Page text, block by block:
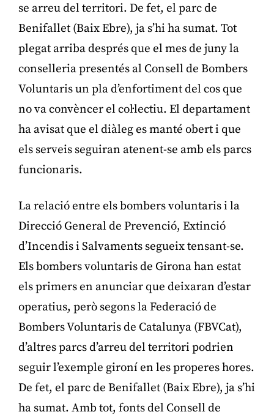
se arreu del territori. De fet, el parc de
Benifallet (Baix Ebre), ja s’hi ha sumat. Tot
plegat arriba després que el mes de juny la
conselleria presentés al Consell de Bombers
Voluntaris un pla d’enfortiment del cos que
no va convèncer el col·lectiu. El departament
ha avisat que el diàleg es manté obert i que
els serveis seguiran atenent-se amb els parcs
funcionaris.
La relació entre els bombers voluntaris i la
Direcció General de Prevenció, Extinció
d’Incendis i Salvaments segueix tensant-se.
Els bombers voluntaris de Girona han estat
els primers en anunciar que deixaran d’estar
operatius, però segons la Federació de
Bombers Voluntaris de Catalunya (FBVCat),
d’altres parcs d’arreu del territori podrien
seguir l’exemple gironí en les properes hores.
De fet, el parc de Benifallet (Baix Ebre), ja s’hi
ha sumat. Amb tot, fonts del Consell de